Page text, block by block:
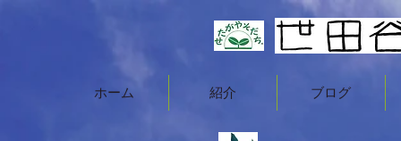
ホーム 紹介 ブログ